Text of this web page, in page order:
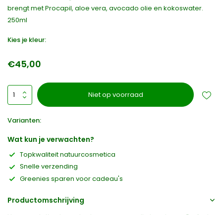
brengt met Procapil, aloe vera, avocado olie en kokoswater.
250ml
Kies je kleur:
€45,00
Niet op voorraad
Varianten:
Wat kun je verwachten?
Topkwaliteit natuurcosmetica
Snelle verzending
Greenies sparen voor cadeau's
Productomschrijving